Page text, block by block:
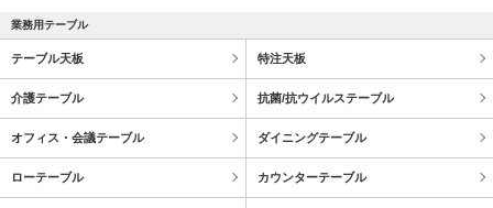
業務用テーブル
テーブル天板 特注天板
介護テーブル 抗菌/抗ウイルステーブル
オフィス・会議テーブル ダイニングテーブル
ローテーブル カウンターテーブル